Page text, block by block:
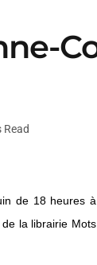
Read
de 18 heures à
de la librairie Mots